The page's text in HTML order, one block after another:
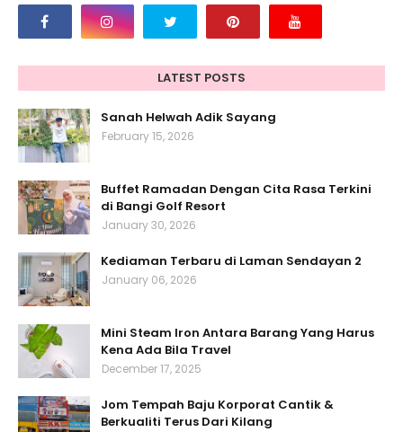
LATEST POSTS
Sanah Helwah Adik Sayang
February 15, 2026
Buffet Ramadan Dengan Cita Rasa Terkini
di Bangi Golf Resort
January 30, 2026
Kediaman Terbaru di Laman Sendayan 2
January 06, 2026
Mini Steam Iron Antara Barang Yang Harus
Kena Ada Bila Travel
December 17, 2025
Jom Tempah Baju Korporat Cantik &
Berkualiti Terus Dari Kilang